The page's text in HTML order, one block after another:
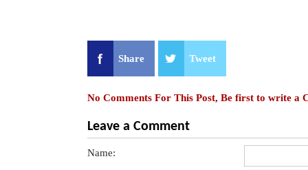
Share Tweet
No Comments For This Post, Be first to write a
Leave a Comment
Name: